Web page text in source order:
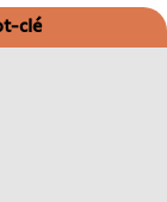
clé